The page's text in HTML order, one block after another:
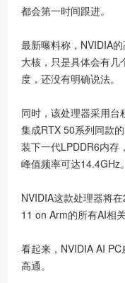
都会第一时间跟进。
最新曝料称，NVIDIA
大核，只是具体会有几
度，还没有明确说法。
同时，该处理器采用
集成RTX 50系列同款
装下一代LPDDR6内存
峰值频率可达14.4GHz。
NVIDIA这款处理器将
11 on Arm的所有AI相
看起来，NVIDIA AI
高通。